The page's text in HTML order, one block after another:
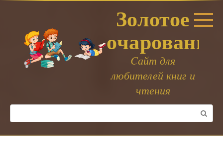
Золотое
очарование
Cайт для
любителей книг и
чтения
Поиск: